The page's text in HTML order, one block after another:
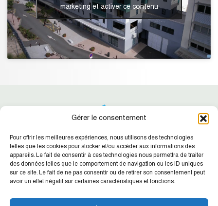
Gérer le consentement
Pour offrir les meilleures expériences, nous utilisons des technologies
telles que les cookies pour stocker et/ou accéder aux informations des
appareils. Le fait de consentir à ces technologies nous permettra de traiter
des données telles que le comportement de navigation ou les ID uniques
sur ce site. Le fait de ne pas consentir ou de retirer son consentement peut
avoir un effet négatif sur certaines caractéristiques et fonctions.
marketing et activer ce contenu
Suivez-nous ! Retrouvez nos dernières actualités
SIC NC Agence de la Place